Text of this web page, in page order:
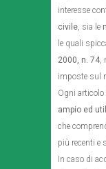
interesse
civile, sia le
le quali
2000, n. 74,
imposte sul
Ogni articolo
ampio ed
che
più recenti e
In caso di